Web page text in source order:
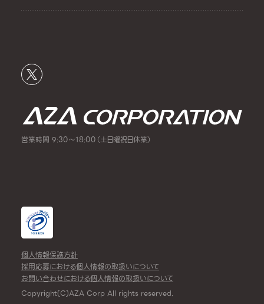
営業時間 9:30～18:00（土日曜祝日休業）
個人情報保護方針
採用応募における個人情報の取扱いについて
お問い合わせにおける個人情報の取扱いについて
Copyright(C)AZA Corp All rights reserved.